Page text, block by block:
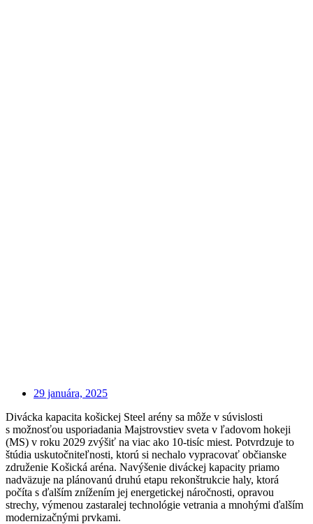
29 januára, 2025
Divácka kapacita košickej Steel arény sa môže v súvislosti
s možnosťou usporiadania Majstrovstiev sveta v ľadovom hokeji
(MS) v roku 2029 zvýšiť na viac ako 10-tisíc miest. Potvrdzuje to
štúdia uskutočniteľnosti, ktorú si nechalo vypracovať občianske
združenie Košická aréna. Navýšenie diváckej kapacity priamo
nadväzuje na plánovanú druhú etapu rekonštrukcie haly, ktorá
počíta s ďalším znížením jej energetickej náročnosti, opravou
strechy, výmenou zastaralej technológie vetrania a mnohými ďalším
modernizačnými prvkami.